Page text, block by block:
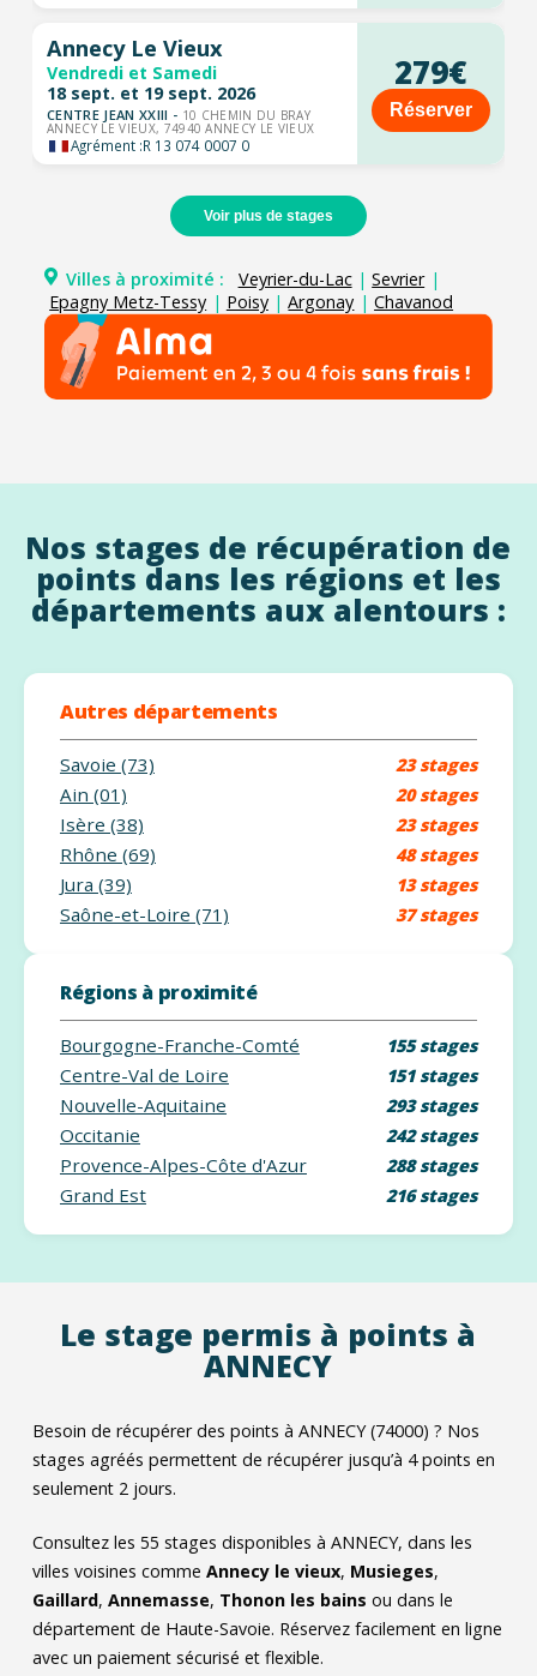
Annecy Le Vieux
Vendredi et Samedi
18 sept. et 19 sept. 2026
CENTRE JEAN XXIII - 10 CHEMIN DU BRAY
ANNECY LE VIEUX, 74940 ANNECY LE VIEUX
Agrément :R 13 074 0007 0
279€
Réserver
Voir plus de stages
Villes à proximité : Veyrier-du-Lac | Sevrier |
Epagny Metz-Tessy | Poisy | Argonay | Chavanod
Nos stages de récupération de
points dans les régions et les
départements aux alentours :
Autres départements
Savoie (73) 23 stages
Ain (01) 20 stages
Isère (38) 23 stages
Rhône (69) 48 stages
Jura (39) 13 stages
Saône-et-Loire (71) 37 stages
Régions à proximité
Bourgogne-Franche-Comté 155 stages
Centre-Val de Loire 151 stages
Nouvelle-Aquitaine 293 stages
Occitanie 242 stages
Provence-Alpes-Côte d'Azur 288 stages
Grand Est 216 stages
Le stage permis à points à
ANNECY
Besoin de récupérer des points à ANNECY (74000) ? Nos
stages agréés permettent de récupérer jusqu’à 4 points en
seulement 2 jours.
Consultez les 55 stages disponibles à ANNECY, dans les
villes voisines comme Annecy le vieux, Musieges,
Gaillard, Annemasse, Thonon les bains ou dans le
département de Haute-Savoie. Réservez facilement en ligne
avec un paiement sécurisé et flexible.